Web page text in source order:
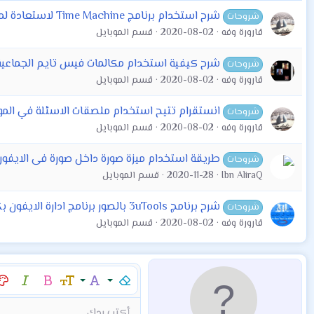
شروحات شرح استخدام برنامج Time Machine لاستعادة لملفات المحذوفة
قارورة وفه 2020-08-02 قسم الموبايل
شروحات شرح كيفية استخدام مكالمات فيس تايم
قارورة وفه 2020-08-02 قسم الموبايل
شروحات انستقرام تتيح استخدام ملصقات الاسئلة في
قارورة وفه 2020-08-02 قسم الموبايل
شروحات طريقة استخدام ميزة صورة داخل صورة فى
Ibn AliraQ
2020-11-28 قسم الموبايل
شروحات شرح برنامج 3uTools بالصور برنامج ادارة الايفون بكل سهولة
قارورة وفه 2020-08-02 قسم الموبايل
إزالة التنسيقعائلة الخط
Arial
حجم الخط
9
غامق مائل